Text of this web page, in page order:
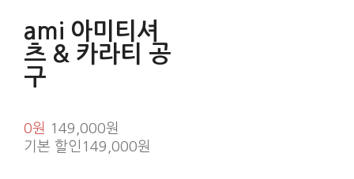
ami 아미티셔
츠 & 카라티 공
구
0원
149,000원
기본 할인 149,000원